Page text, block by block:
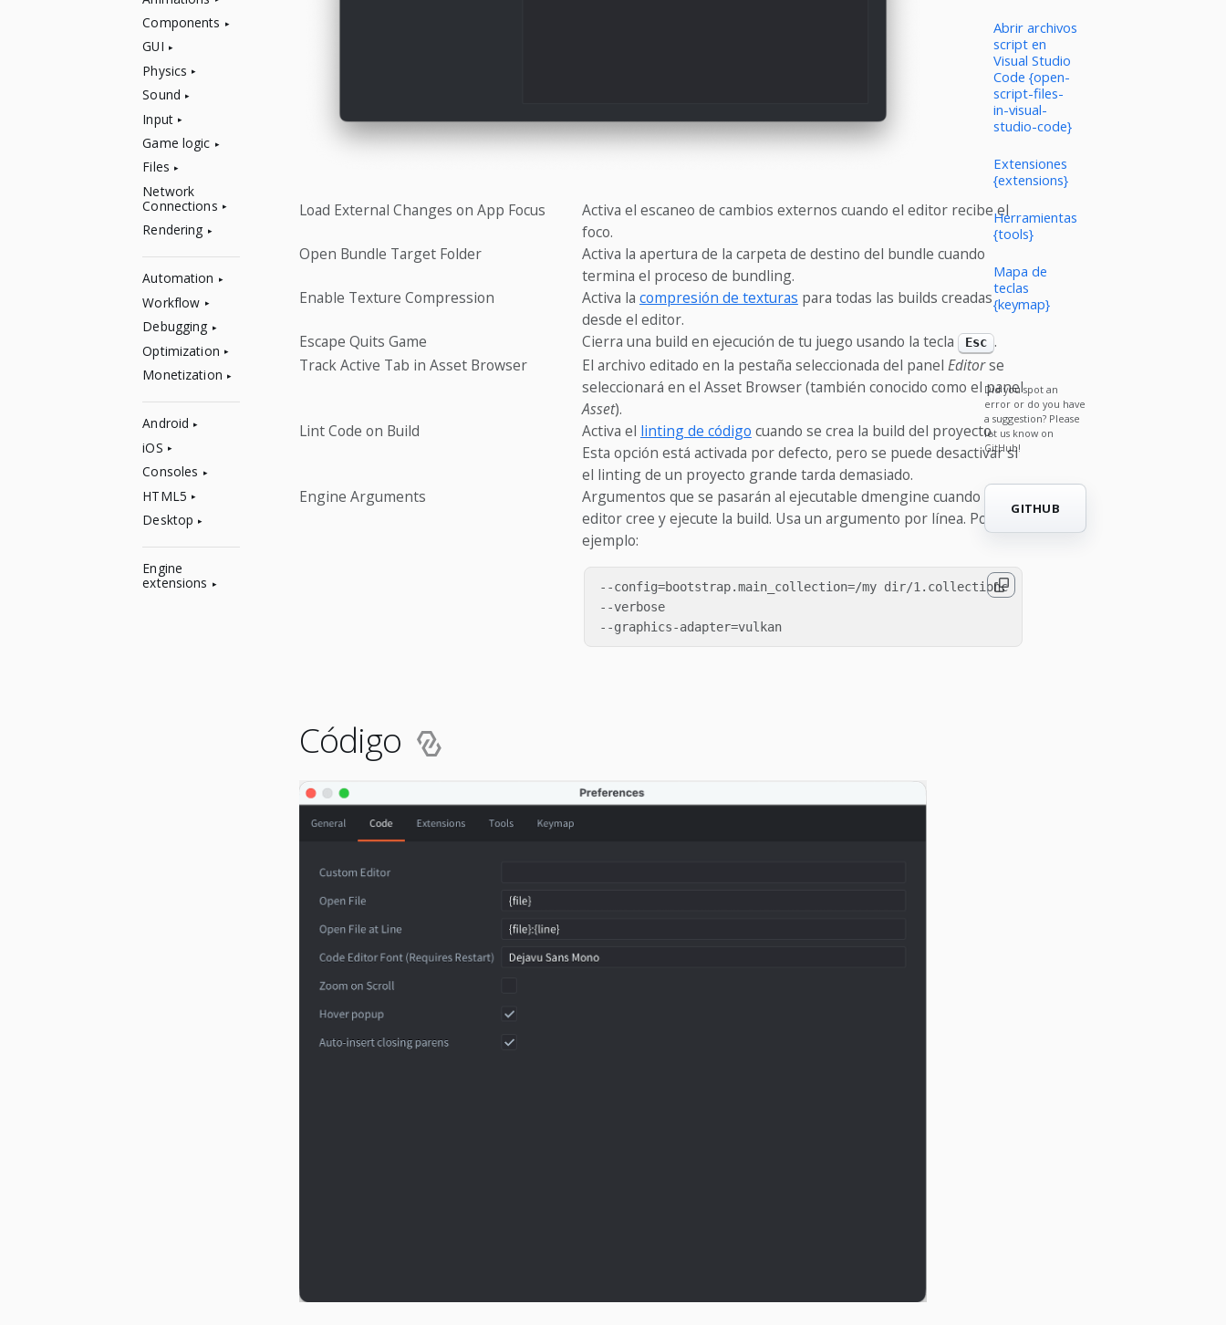
Components
GUI
Physics
Sound
Input
Game logic
Files
Network
Connections
Rendering
Automation
Workflow
Debugging
Optimization
Monetization
Android
iOS
Consoles
HTML5
Desktop
Engine
extensions
Load External Changes on App Focus
Activa el escaneo de cambios externos cuando el editor recibe el
foco.
Open Bundle Target Folder
Activa la apertura de la carpeta de destino del bundle cuando
termina el proceso de bundling.
Enable Texture Compression
Activa la compresión de texturas para todas las builds creadas
desde el editor.
Escape Quits Game
Cierra una build en ejecución de tu juego usando la tecla Esc .
Track Active Tab in Asset Browser
El archivo editado en la pestaña seleccionada del panel Editorse
seleccionará en el Asset Browser (también conocido como el panel
Asset).
Lint Code on Build
Activa el linting de código cuando se crea la build del proyecto.
Esta opción está activada por defecto, pero se puede desactivar si
el linting de un proyecto grande tarda demasiado.
Engine Arguments
Argumentos que se pasarán al ejecutable dmengine cuando el
editor cree y ejecute la build. Usa un argumento por línea. Por
ejemplo:
--config=bootstrap.main_collection=/my dir/1.collectionc
--verbose
--graphics-adapter=vulkan
Código
Abrir archivos
script en
Visual Studio
Code {open-
script-files-
in-visual-
studio-code}
Extensiones
{extensions}
Herramientas
{tools}
Mapa de
teclas
{keymap}
Did you spot an
error or do you have
a suggestion? Please
let us know on
GitHub!
GITHUB